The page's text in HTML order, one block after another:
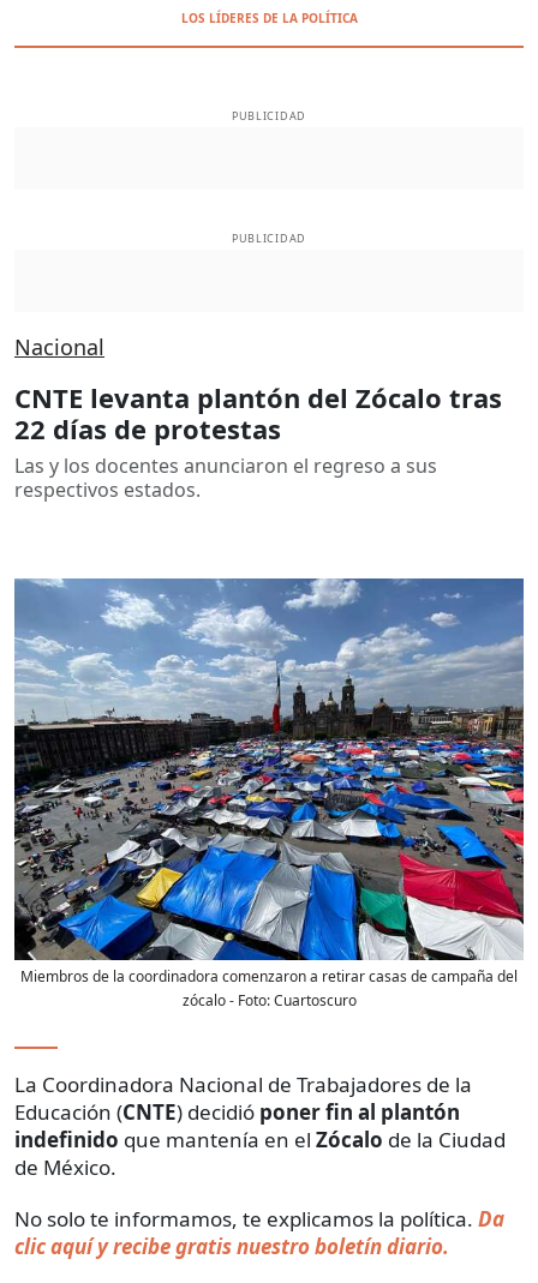
LOS LÍDERES DE LA POLÍTICA
PUBLICIDAD
PUBLICIDAD
Nacional
CNTE levanta plantón del Zócalo tras
22 días de protestas
Las y los docentes anunciaron el regreso a sus
respectivos estados.
Miembros de la coordinadora comenzaron a retirar casas de campaña del
zócalo- Foto:Cuartoscuro
La Coordinadora Nacional de Trabajadores de la
Educación (CNTE) decidió poner fin al plantón
indefinido que mantenía en el Zócalo de la Ciudad
de México.
No solo te informamos, te explicamos la política. Da
clic aquí y recibe gratis nuestro boletín diario.